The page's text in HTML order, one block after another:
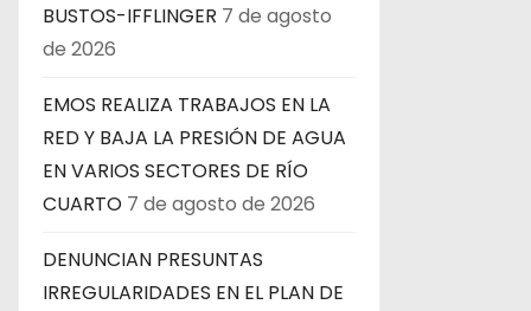
BUSTOS-IFFLINGER 7 de agosto
de 2026
EMOS REALIZA TRABAJOS EN LA
RED Y BAJA LA PRESIÓN DE AGUA
EN VARIOS SECTORES DE RÍO
CUARTO 7 de agosto de 2026
DENUNCIAN PRESUNTAS
IRREGULARIDADES EN EL PLAN DE